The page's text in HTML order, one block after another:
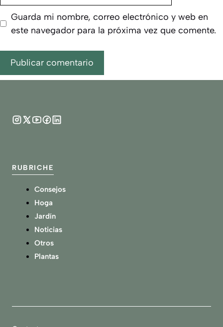
Guarda mi nombre, correo electrónico y web en
este navegador para la próxima vez que comente.
RUBRICHE
Consejos
Hoga
Jardín
Noticias
Otros
Plantas